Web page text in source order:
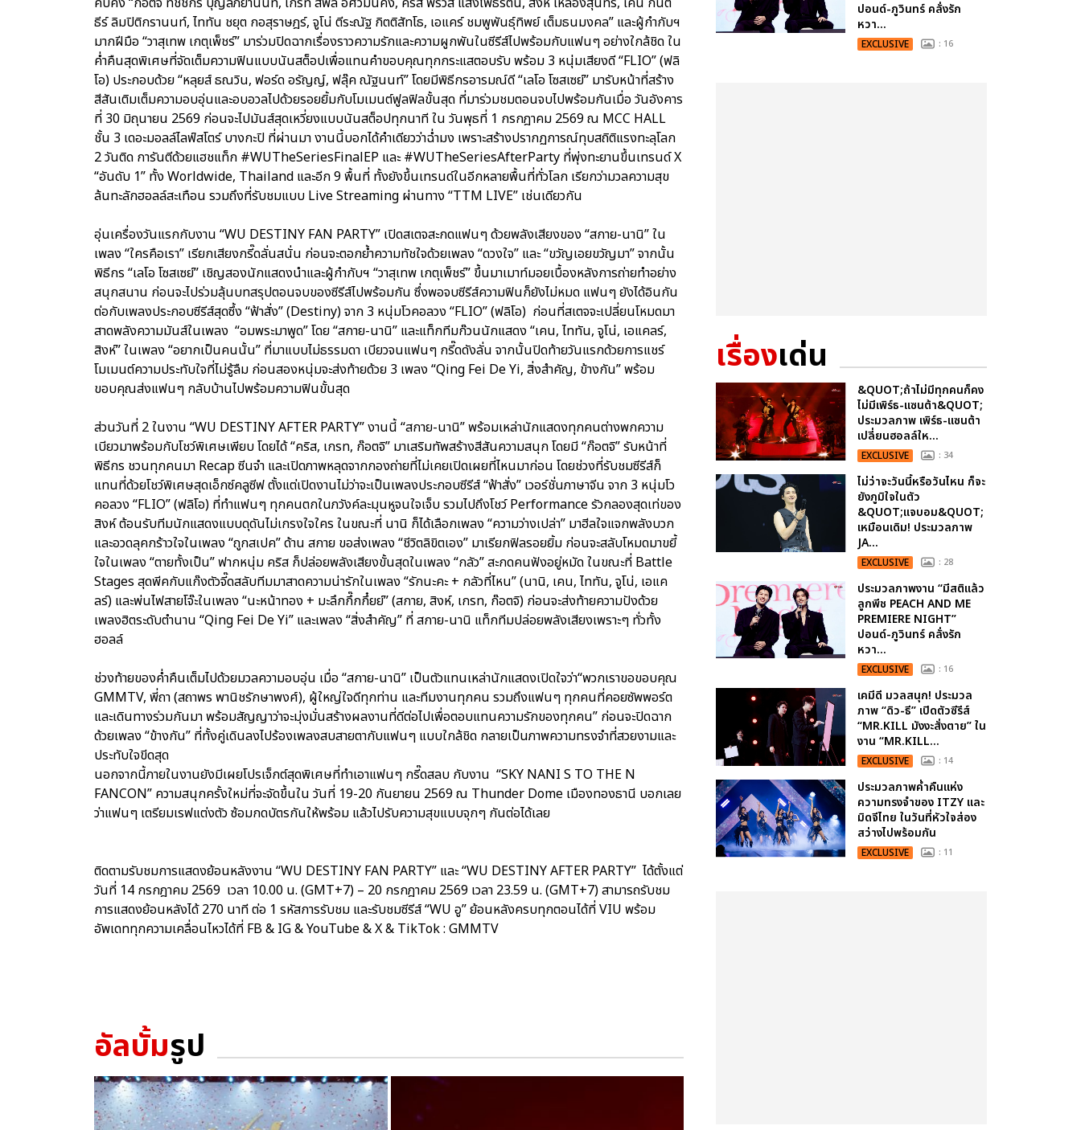
ธีร์ ลิมปิติกรานนท์, ไททัน ชยุต กอสุราษฎร์, จูโน่ ตีระณัฐ กิตติสัทโธ, เอแคร์ ชมพูพันธุ์ทิพย์ เต็มธนมงคล” และผู้กำกับฯ
มากฝีมือ “วาสุเทพ เกตุเพ็ชร์” มาร่วมปิดฉากเรื่องราวความรักและความผูกพันในซีรีส์ไปพร้อมกับแฟนๆ อย่างใกล้ชิด ใน
ค่ำคืนสุดพิเศษที่จัดเต็มความฟินแบบนันสต็อปเพื่อแทนคำขอบคุณทุกกระแสตอบรับ พร้อม 3 หนุ่มเสียงดี “FLIO” (ฟลิ
โอ) ประกอบด้วย “หลุยส์ ธณวิน, ฟอร์ด อรัญญ์, ฟลุ๊ค ณัฐนนท์” โดยมีพิธีกรอารมณ์ดี “เลโอ โซสเซย์” มารับหน้าที่สร้าง
สีสันเติมเต็มความอบอุ่นและอบอวลไปด้วยรอยยิ้มกับโมเมนต์ฟูลฟิลขั้นสุด ที่มาร่วมชมตอนจบไปพร้อมกันเมื่อ วันอังคาร
ที่ 30 มิถุนายน 2569 ก่อนจะไปมันส์สุดเหวี่ยงแบบนันสต็อปทุกนาที ใน วันพุธที่ 1 กรกฎาคม 2569 ณ MCC HALL
ชั้น 3 เดอะมอลล์ไลฟ์สโตร์ บางกะปิ ที่ผ่านมา งานนี้บอกได้คำเดียวว่าฉ่ำมง เพราะสร้างปรากฏการณ์ทุบสถิติแรงทะลุโลก
2 วันติด การันตีด้วยแฮชแท็ก #WUTheSeriesFinalEP และ #WUTheSeriesAfterParty ที่พุ่งทะยานขึ้นเทรนด์ X
“อันดับ 1” ทั้ง Worldwide, Thailand และอีก 9 พื้นที่ ทั้งยังขึ้นเทรนด์ในอีกหลายพื้นที่ทั่วโลก เรียกว่ามวลความสุข
ล้นทะลักฮอลล์สะเทือน รวมถึงที่รับชมแบบ Live Streaming ผ่านทาง “TTM LIVE” เช่นเดียวกัน
อุ่นเครื่องวันแรกกับงาน “WU DESTINY FAN PARTY” เปิดสเตจสะกดแฟนๆ ด้วยพลังเสียงของ “สกาย-นานิ” ใน
เพลง “ใครคือเรา” เรียกเสียงกรี๊ดลั่นสนั่น ก่อนจะตอกย้ำความทัชใจด้วยเพลง “ดวงใจ” และ “ขวัญเอยขวัญมา” จากนั้น
พิธีกร “เลโอ โซสเซย์” เชิญสองนักแสดงนำและผู้กำกับฯ “วาสุเทพ เกตุเพ็ชร์” ขึ้นมาเมาท์มอยเบื้องหลังการถ่ายทำอย่าง
สนุกสนาน ก่อนจะไปร่วมลุ้นบทสรุปตอนจบของซีรีส์ไปพร้อมกัน ซึ่งพอจบซีรีส์ความฟินก็ยังไม่หมด แฟนๆ ยังได้อินกัน
ต่อกับเพลงประกอบซีรีส์สุดซึ้ง “ฟ้าสั่ง” (Destiny) จาก 3 หนุ่มโวคอลวง “FLIO” (ฟลิโอ) ก่อนที่สเตจจะเปลี่ยนโหมดมา
สาดพลังความมันส์ในเพลง “อมพระมาพูด” โดย “สกาย-นานิ” และแท็กทีมก๊วนนักแสดง “เคน, ไททัน, จูโน่, เอแคลร์,
สิงห์” ในเพลง “อยากเป็นคนนั้น” ที่มาแบบไม่ธรรมดา เบียวจนแฟนๆ กรี๊ดดังลั่น จากนั้นปิดท้ายวันแรกด้วยการแชร์
โมเมนต์ความประทับใจที่ไม่รู้ลืม ก่อนสองหนุ่มจะส่งท้ายด้วย 3 เพลง “Qing Fei De Yi, สิ่งสำคัญ, ข้างกัน” พร้อม
ขอบคุณส่งแฟนๆ กลับบ้านไปพร้อมความฟินขั้นสุด
ส่วนวันที่ 2 ในงาน “WU DESTINY AFTER PARTY” งานนี้ “สกาย-นานิ” พร้อมเหล่านักแสดงทุกคนต่างพกความ
เบียวมาพร้อมกับโชว์พิเศษเพียบ โดยได้ “คริส, เกรท, ก๊อตจิ” มาเสริมทัพสร้างสีสันความสนุก โดยมี “ก๊อตจิ” รับหน้าที่
พิธีกร ชวนทุกคนมา Recap ซีนจำ และเปิดภาพหลุดจากกองถ่ายที่ไม่เคยเปิดเผยที่ไหนมาก่อน โดยช่วงที่รับชมซีรีส์ก็
แทนที่ด้วยโชว์พิเศษสุดเอ็กซ์คลูซีฟ ตั้งแต่เปิดงานไม่ว่าจะเป็นเพลงประกอบซีรีส์ “ฟ้าสั่ง” เวอร์ชั่นภาษาจีน จาก 3 หนุ่มโว
คอลวง “FLIO” (ฟลิโอ) ที่ทำแฟนๆ ทุกคนตกในภวังค์ละมุนหูจนใจเจ็บ รวมไปถึงโชว์ Performance รัวกลองสุดเท่ของ
สิงห์ ต้อนรับทีมนักแสดงแบบดุดันไม่เกรงใจใคร ในขณะที่ นานิ ก็ได้เลือกเพลง “ความว่างเปล่า” มาฮีลใจแจกพลังบวก
และอวดลุคกร้าวใจในเพลง “ถูกสเปค” ด้าน สกาย ขอส่งเพลง “ชีวิตลิขิตเอง” มาเรียกฟิลรอยยิ้ม ก่อนจะสลับโหมดมาขยี้
ใจในเพลง “ตายทั้งเป็น” ฟากหนุ่ม คริส ก็ปล่อยพลังเสียงขั้นสุดในเพลง “กลัว” สะกดคนฟังอยู่หมัด ในขณะที่ Battle
Stages สุดพีคกับแก๊งตัวจี๊ดสลับทีมมาสาดความน่ารักในเพลง “รักนะคะ + กลัวที่ไหน” (นานิ, เคน, ไททัน, จูโน่, เอแค
ลร์) และพ่นไฟสายโจ๊ะในเพลง “นะหน้าทอง + มะลึกกึ๊กกึ๋ยย์” (สกาย, สิงห์, เกรท, ก๊อตจิ) ก่อนจะส่งท้ายความปังด้วย
เพลงฮิตระดับตำนาน “Qing Fei De Yi” และเพลง “สิ่งสำคัญ” ที่ สกาย-นานิ แท็กทีมปล่อยพลังเสียงเพราะๆ ทั่วทั้ง
ฮอลล์
ช่วงท้ายของค่ำคืนเต็มไปด้วยมวลความอบอุ่น เมื่อ “สกาย-นานิ” เป็นตัวแทนเหล่านักแสดงเปิดใจว่า“พวกเราขอขอบคุณ
GMMTV, พี่ถา (สถาพร พานิชรักษาพงศ์), ผู้ใหญ่ใจดีทุกท่าน และทีมงานทุกคน รวมถึงแฟนๆ ทุกคนที่คอยซัพพอร์ต
และเดินทางร่วมกันมา พร้อมสัญญาว่าจะมุ่งมั่นสร้างผลงานที่ดีต่อไปเพื่อตอบแทนความรักของทุกคน” ก่อนจะปิดฉาก
ด้วยเพลง “ข้างกัน” ที่ทั้งคู่เดินลงไปร้องเพลงสบสายตากับแฟนๆ แบบใกล้ชิด กลายเป็นภาพความทรงจำที่สวยงามและ
ประทับใจขีดสุด
นอกจากนี้ภายในงานยังมีเผยโปรเจ็กต์สุดพิเศษที่ทำเอาแฟนๆ กรี๊ดสลบ กับงาน “SKY NANI S TO THE N
FANCON” ความสนุกครั้งใหม่ที่จะจัดขึ้นใน วันที่ 19-20 กันยายน 2569 ณ Thunder Dome เมืองทองธานี บอกเลย
ว่าแฟนๆ เตรียมเรฟแต่งตัว ซ้อมกดบัตรกันให้พร้อม แล้วไปรับความสุขแบบจุกๆ กันต่อได้เลย
ติดตามรับชมการแสดงย้อนหลังงาน “WU DESTINY FAN PARTY” และ “WU DESTINY AFTER PARTY” ได้ตั้งแต่
วันที่ 14 กรกฎาคม 2569 เวลา 10.00 น. (GMT+7) – 20 กรกฎาคม 2569 เวลา 23.59 น. (GMT+7) สามารถรับชม
การแสดงย้อนหลังได้ 270 นาที ต่อ 1 รหัสการรับชม และรับชมซีรีส์ “WU อู” ย้อนหลังครบทุกตอนได้ที่ VIU พร้อม
อัพเดททุกความเคลื่อนไหวได้ที่ FB & IG & YouTube & X & TikTok : GMMTV
อัลบั้มรูป
ปอนด์-ภูวินทร์ คลั่งรัก
หวา...
EXCLUSIVE : 16
เรื่องเด่น
&QUOT;ถ้าไม่มีทุกคนก็คง
ไม่มีเพิร์ธ-แซนต้า&QUOT;
ประมวลภาพ เพิร์ธ-แซนต้า
เปลี่ยนฮอลล์ให...
EXCLUSIVE : 34
ไม่ว่าจะวันนี้หรือวันไหน ก็จะ
ยังภูมิใจในตัว
&QUOT;แจบอม&QUOT;
เหมือนเดิม! ประมวลภาพ
JA...
EXCLUSIVE : 28
ประมวลภาพงาน “มีสติแล้ว
ลูกพีช PEACH AND ME
PREMIERE NIGHT”
ปอนด์-ภูวินทร์ คลั่งรัก
หวา...
EXCLUSIVE : 16
เคมีดี มวลสนุก! ประมวล
ภาพ “ดิว-ธี” เปิดตัวซีรีส์
“MR.KILL มังงะสั่งตาย” ใน
งาน “MR.KILL...
EXCLUSIVE : 14
ประมวลภาพค่ำคืนแห่ง
ความทรงจำของ ITZY และ
มิดจีไทย ในวันที่หัวใจส่อง
สว่างไปพร้อมกัน
EXCLUSIVE : 11